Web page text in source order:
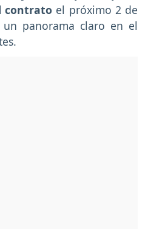
contrato el próximo 2 de
panorama claro en el